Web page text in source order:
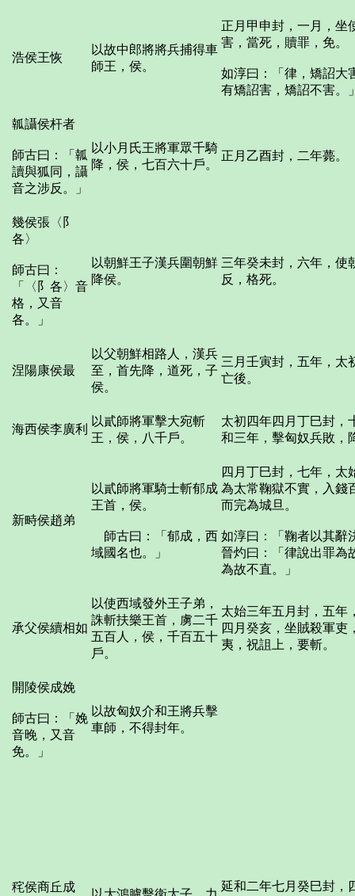
浩侯王恢
以故中郎將將兵捕得車
師王，侯。
正月甲申封，一月，坐
害，當死，贖罪，免。
如淳曰：「律，矯詔大
有矯詔害，矯詔不害。
瓡讘侯杆者
師古曰：「瓡
讀與狐同，讘
音之涉反。」
以小月氏王將軍眾千騎
降，侯，七百六十戶。
正月乙酉封，二年薨。
幾侯張〈阝
各〉
師古曰：
「〈阝各〉音
格，又音
各。」
以朝鮮王子漢兵圍朝鮮
降侯。
三年癸未封，六年，使
反，格死。
涅陽康侯最
以父朝鮮相路人，漢兵
至，首先降，道死，子
侯。
三月壬寅封，五年，太
亡後。
海西侯李廣利
以貳師將軍擊大宛斬
王，侯，八千戶。
太初四年四月丁巳封，
和三年，擊匈奴兵敗，
新畤侯趙弟
以貳師將軍騎士斬郁成
王首，侯。
師古曰：「郁成，西
域國名也。」
四月丁巳封，七年，太
為太常鞠獄不實，入錢
而完為城旦。
如淳曰：「鞠者以其辭
晉灼曰：「律說出罪為
為故不直。」
承父侯續相如
以使西域發外王子弟，
誅斬扶樂王首，虜二千
五百人，侯，千百五十
戶。
太始三年五月封，五年
四月癸亥，坐賊殺軍吏
夷，祝詛上，要斬。
開陵侯成娩
師古曰：「娩
音晚，又音
免。」
以故匈奴介和王將兵擊
車師，不得封年。
秺侯商丘成 延和二年七月癸巳封，